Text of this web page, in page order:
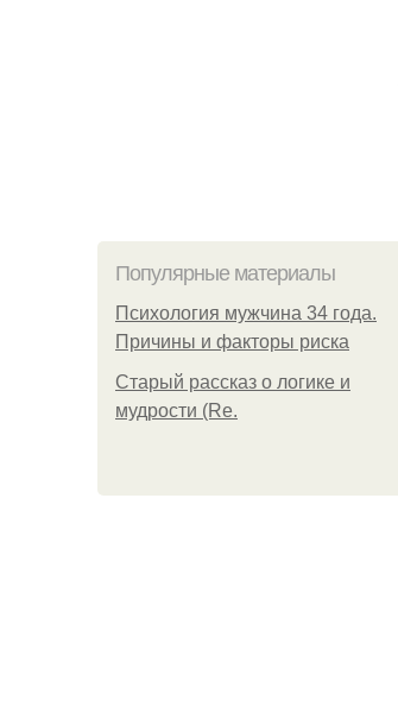
Популярные материалы
Психология мужчина 34 года.
Причины и факторы риска
Старый рассказ о логике и
мудрости (Re.